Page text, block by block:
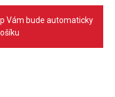
Vám bude automaticky